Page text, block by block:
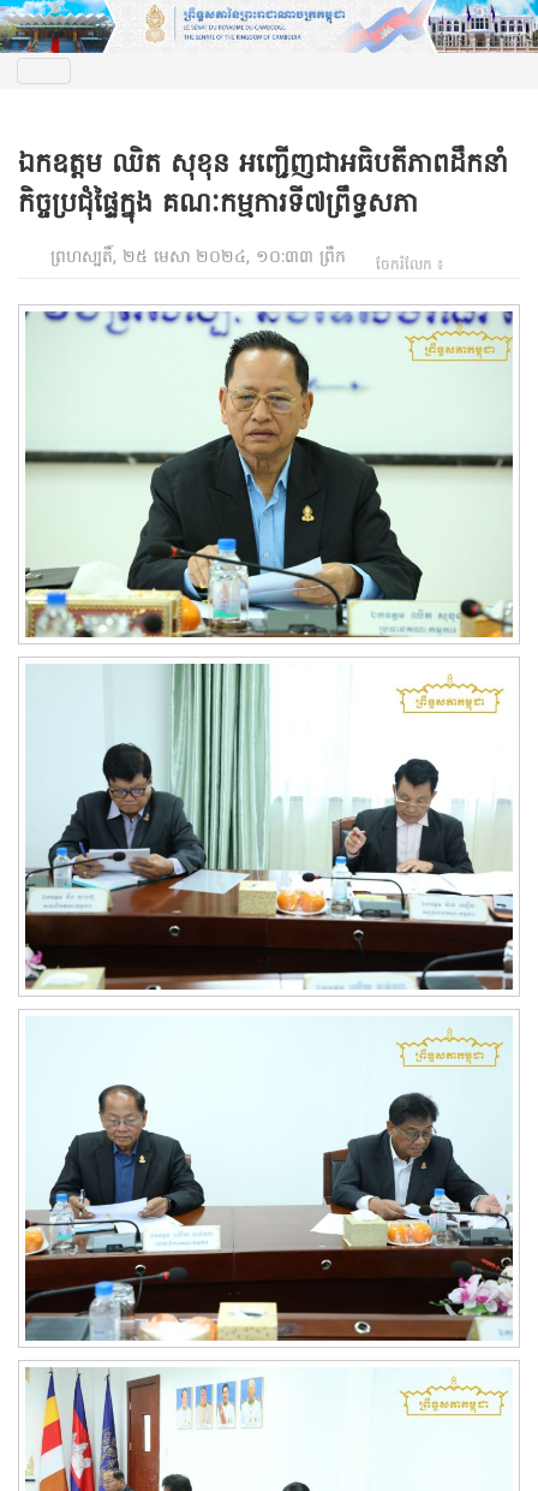
ឯកឧត្តម ឈិត សុខុន អញ្ជើញជាអធិបតីភាពដឹកនាំ
កិច្ចប្រជុំផ្ទៃក្នុង គណៈកម្មការទី៧ព្រឹទ្ធសភា
ព្រហស្បតិ៍, ២៥ មេសា ២០២៤, ១០:៣៣ ព្រឹក ចែករំលែក ៖